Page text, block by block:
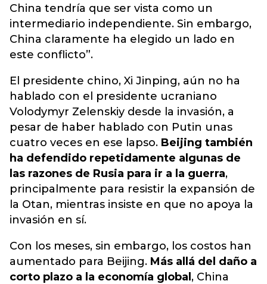
China tendría que ser vista como un
intermediario independiente. Sin embargo,
China claramente ha elegido un lado en
este conflicto”.
El presidente chino, Xi Jinping, aún no ha
hablado con el presidente ucraniano
Volodymyr Zelenskiy desde la invasión, a
pesar de haber hablado con Putin unas
cuatro veces en ese lapso. Beijing también
ha defendido repetidamente algunas de
las razones de Rusia para ir a la guerra,
principalmente para resistir la expansión de
la Otan, mientras insiste en que no apoya la
invasión en sí.
Con los meses, sin embargo, los costos han
aumentado para Beijing. Más allá del daño a
corto plazo a la economía global , China